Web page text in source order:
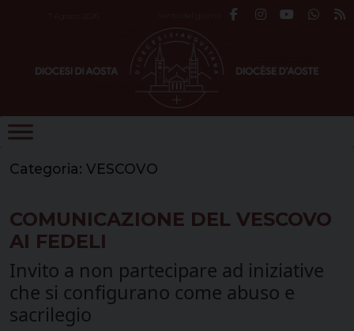
Categoria: VESCOVO
COMUNICAZIONE DEL VESCOVO
AI FEDELI
Invito a non partecipare ad iniziative
che si configurano come abuso e
sacrilegio